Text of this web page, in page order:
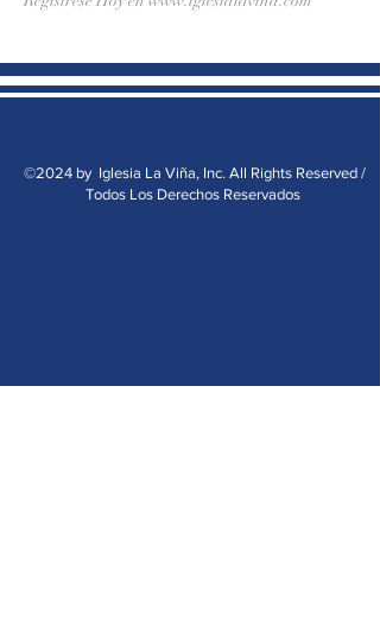
©2024 by Iglesia La Viña, Inc. All Rights Reserved /
Todos Los Derechos Reservados